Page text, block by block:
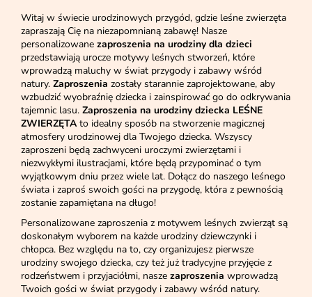
Witaj w świecie urodzinowych przygód, gdzie leśne zwierzęta
zapraszają Cię na niezapomnianą zabawę! Nasze
personalizowane zaproszenia na urodziny dla dzieci
przedstawiają urocze motywy leśnych stworzeń, które
wprowadzą maluchy w świat przygody i zabawy wśród
natury. Zaproszenia zostały starannie zaprojektowane, aby
wzbudzić wyobraźnię dziecka i zainspirować go do odkrywania
tajemnic lasu. Zaproszenia na urodziny dziecka LEŚNE
ZWIERZĘTA to idealny sposób na stworzenie magicznej
atmosfery urodzinowej dla Twojego dziecka. Wszyscy
zaproszeni będą zachwyceni uroczymi zwierzętami i
niezwykłymi ilustracjami, które będą przypominać o tym
wyjątkowym dniu przez wiele lat. Dołącz do naszego leśnego
świata i zaproś swoich gości na przygodę, która z pewnością
zostanie zapamiętana na długo!
Personalizowane zaproszenia z motywem leśnych zwierząt są
doskonałym wyborem na każde urodziny dziewczynki i
chłopca. Bez względu na to, czy organizujesz pierwsze
urodziny swojego dziecka, czy też już tradycyjne przyjęcie z
rodzeństwem i przyjaciółmi, nasze zaproszenia wprowadzą
Twoich gości w świat przygody i zabawy wśród natury.